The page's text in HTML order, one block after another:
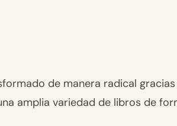
de manera radical
amplia variedad de libros de